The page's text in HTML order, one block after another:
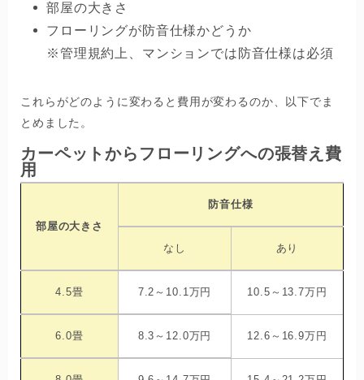
部屋の大きさ
フローリングが防音仕様かどうか
※管理規約上、マンションでは防音仕様は必須
これらがどのように変わると費用が変わるのか、以下でま
とめました。
カーペットからフローリングへの張替え費
用
部屋の大きさ
防音仕様
なし あり
4.5畳 7.2～10.1万円 10.5～13.7万円
6.0畳 8.3～12.0万円 12.6～16.9万円